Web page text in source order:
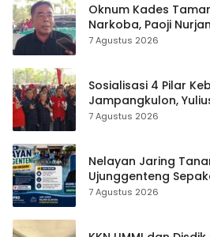
Oknum Kades
Narkoba, Paoji
Calon Kades
7 Agustus 2026
Sosialisasi 4 Pilar
Jampangkulon,
Pentingnya Persatuan
7 Agustus 2026
Nelayan Jaring
Ujunggenteng
Penangkapan
7 Agustus 2026